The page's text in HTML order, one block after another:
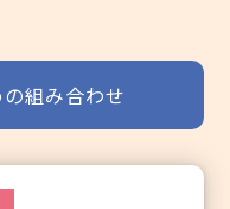
組み合わせ